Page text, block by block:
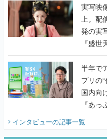
んだレ
実写映
上。配
発の実
『盛
うこだ
半年でア
プリの
国内向
『あ
てみた
インタビューの記事一覧